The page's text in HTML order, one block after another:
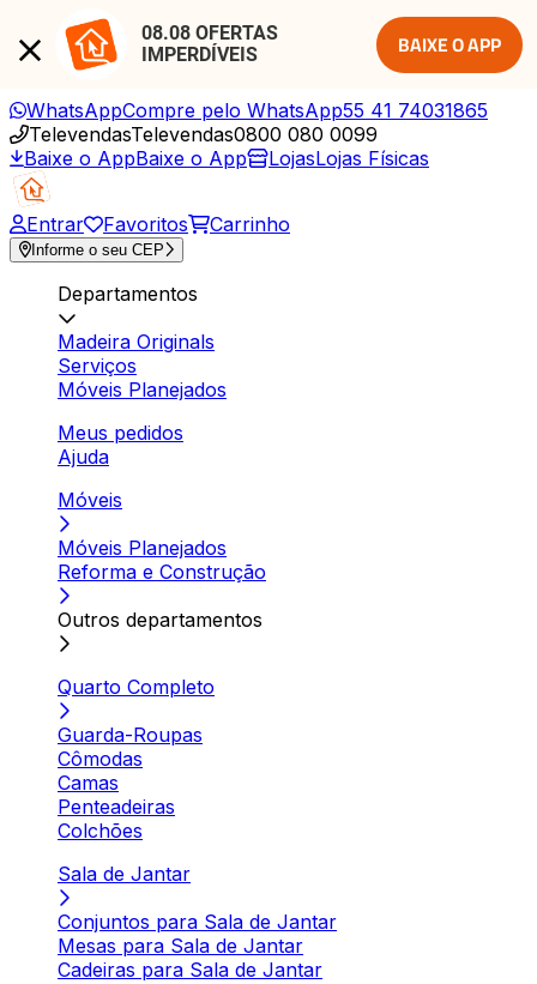
08.08 OFERTAS
IMPERDÍVEIS
BAIXE O APP
WhatsAppCompre pelo WhatsApp55 41 74031865
TelevendasTelevendas0800 080 0099
Baixe o AppBaixe o App LojasLojas Físicas
Entrar Favoritos Carrinho
Informe o seu CEP
Departamentos
Madeira Originals
Serviços
Móveis Planejados
Meus pedidos
Ajuda
Móveis
Móveis Planejados
Reforma e Construção
Outros departamentos
Quarto Completo
Guarda-Roupas
Cômodas
Camas
Penteadeiras
Colchões
Sala de Jantar
Conjuntos para Sala de Jantar
Mesas para Sala de Jantar
Cadeiras para Sala de Jantar